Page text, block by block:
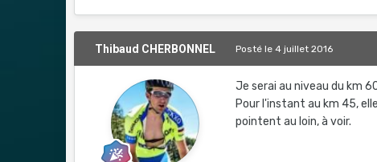
Thibaud CHERBONNEL Postéle 4 juillet 2016
Je serai au niveau du km
Pour l'instant au km 45,
pointent au loin, à voir.